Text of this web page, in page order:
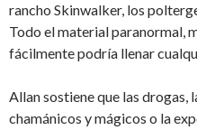
rancho Skinwalker, los
Todo el material paranormal,
fácilmente podría llenar
Allan sostiene que las drogas,
chamánicos y mágicos o la